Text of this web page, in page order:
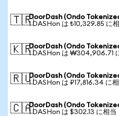
🇹🇷DoorDash (Ondo
1 DASHon は ₺10,329.85 に
🇰🇷DoorDash (Ondo
1 DASHon は ₩304,906.71
🇷🇺DoorDash (Ondo
1 DASHon は ₽17,816.34 に
🇨🇦DoorDash (Ondo
1 DASHon は $302.13 に相当